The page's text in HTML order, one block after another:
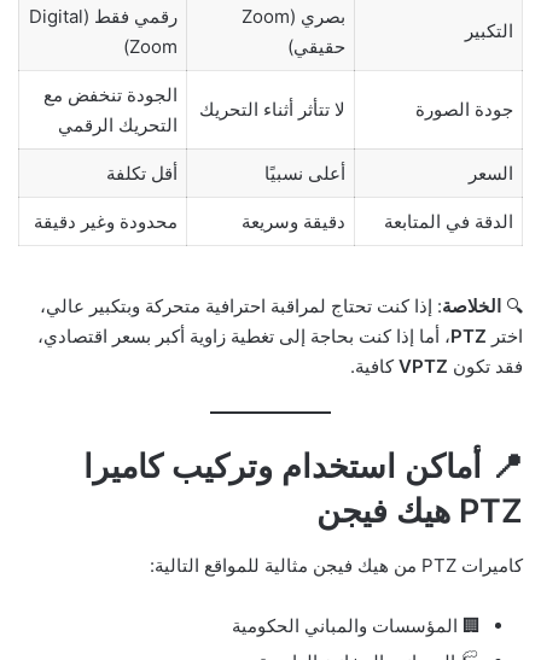
التكبير
بصري (Zoom
حقيقي)
رقمي فقط (Digital
Zoom)
جودة الصورة لا تتأثر أثناء التحريك
الجودة تنخفض مع
التحريك الرقمي
السعر أعلى نسبيًا أقل تكلفة
الدقة في المتابعة دقيقة وسريعة محدودة وغير دقيقة
🔍 الخلاصة: إذا كنت تحتاج لمراقبة احترافية متحركة وبتكبير عالي،
اختر PTZ، أما إذا كنت بحاجة إلى تغطية زاوية أكبر بسعر اقتصادي،
فقد تكون VPTZكافية.
📍 أماكن استخدام وتركيب كاميرا
PTZ هيك فيجن
كاميرات PTZ من هيك فيجن مثالية للمواقع التالية:
🏢 المؤسسات والمباني الحكومية